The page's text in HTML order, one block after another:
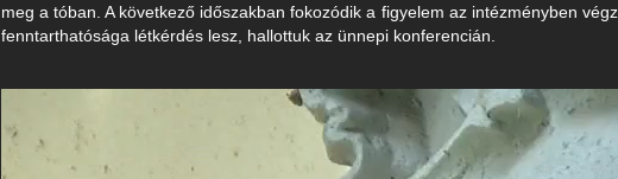
meg a tóban. A következő időszakban fokozódik a figyelem az intézményben
fenntarthatósága létkérdés lesz, hallottuk az ünnepi konferencián.